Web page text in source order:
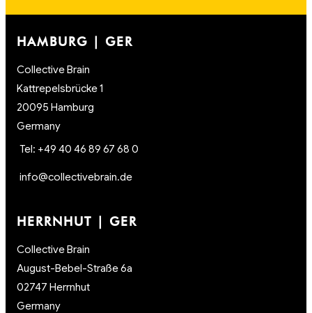
HAMBURG | GER
Collective Brain
Kattrepelsbrücke 1
20095 Hamburg
Germany
Tel: +49 40 46 89 67 68 0
info@collectivebrain.de
HERRNHUT | GER
Collective Brain
August-Bebel-Straße 6a
02747 Herrnhut
Germany